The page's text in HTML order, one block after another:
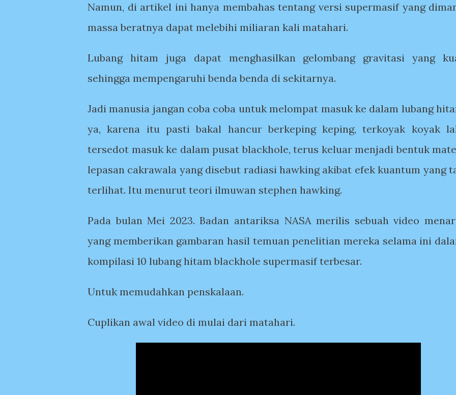
Namun, di artikel ini hanya membahas tentang versi supermasif yang
massa beratnya dapat melebihi miliaran kali matahari.
Lubang hitam juga dapat menghasilkan gelombang gravitasi yang
sehingga mempengaruhi benda benda di sekitarnya.
Jadi manusia jangan coba coba untuk melompat masuk ke dalam lubang
ya, karena itu pasti bakal hancur berkeping keping, terkoyak koyak
tersedot masuk ke dalam pusat blackhole, terus keluar menjadi bentuk
lepasan cakrawala yang disebut radiasi hawking akibat efek kuantum yang
terlihat. Itu menurut teori ilmuwan stephen hawking.
Pada bulan Mei 2023. Badan antariksa NASA merilis sebuah video
yang memberikan gambaran hasil temuan penelitian mereka selama ini
kompilasi 10 lubang hitam blackhole supermasif terbesar.
Untuk memudahkan penskalaan.
Cuplikan awal video di mulai dari matahari.